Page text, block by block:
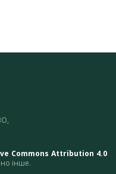
Commons Attribution 4.0
інше.